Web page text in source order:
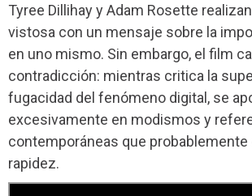
Tyree Dillihay y Adam Rosette
vistosa con un mensaje sobre la
en uno mismo. Sin embargo, el film
contradicción: mientras critica la
fugacidad del fenómeno digital, se
excesivamente en modismos y
contemporáneas que
rapidez.